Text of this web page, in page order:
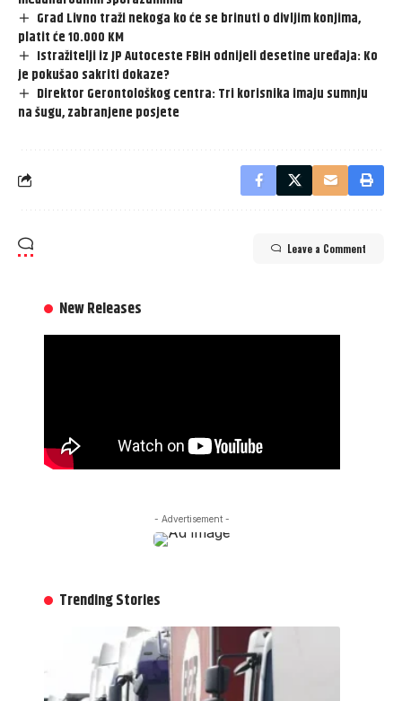
Grad Livno traži nekoga ko će se brinuti o divljim konjima,
platit će 10.000 KM
Istražitelji iz JP Autoceste FBiH odnijeli desetine uređaja: Ko
je pokušao sakriti dokaze?
Direktor Gerontološkog centra: Tri korisnika imaju sumnju
na šugu, zabranjene posjete
Leave a Comment
New Releases
- Advertisement -
Trending Stories